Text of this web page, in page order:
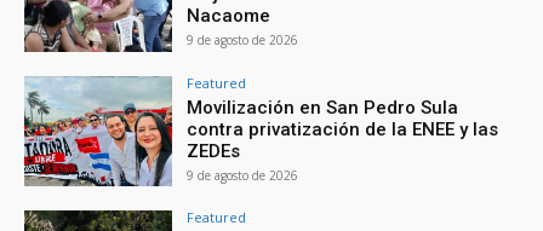
Nacaome
9 de agosto de 2026
Featured
Movilización en San Pedro Sula
contra privatización de la ENEE y las
ZEDEs
9 de agosto de 2026
Featured